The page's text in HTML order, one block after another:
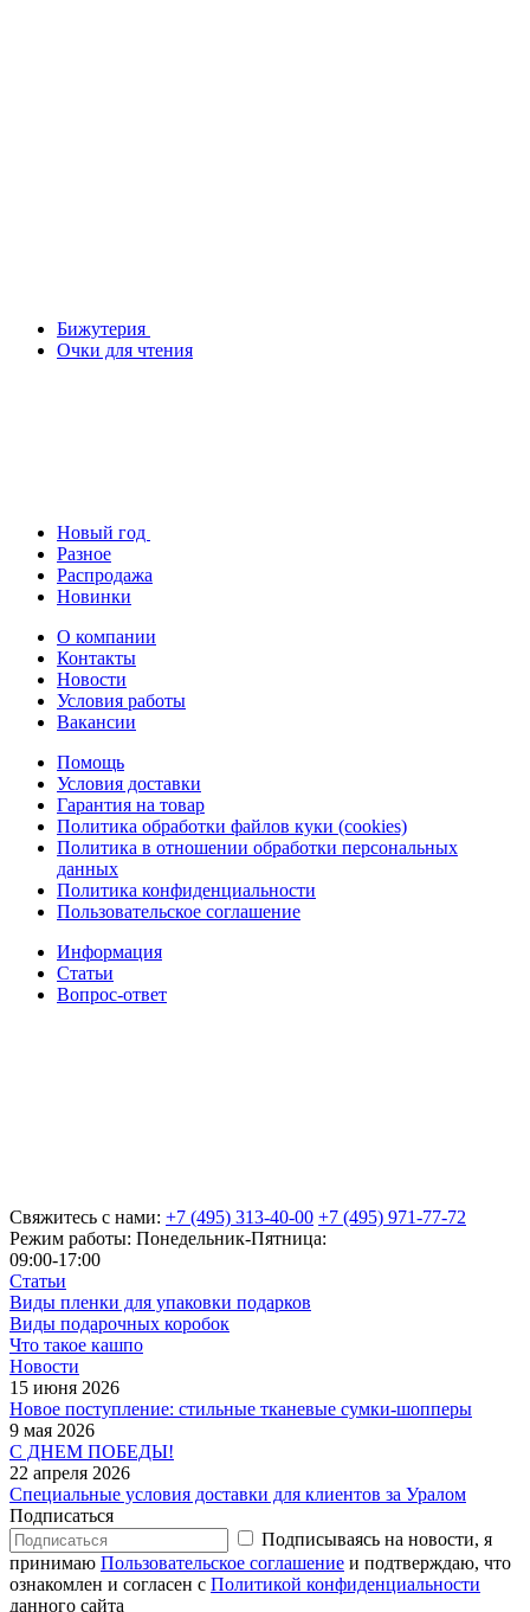
Бижутерия
Очки для чтения
Новый год
Разное
Распродажа
Новинки
О компании
Контакты
Новости
Условия работы
Вакансии
Помощь
Условия доставки
Гарантия на товар
Политика обработки файлов куки (cookies)
Политика в отношении обработки персональных
данных
Политика конфиденциальности
Пользовательское соглашение
Информация
Статьи
Вопрос-ответ
Свяжитесь с нами: +7 (495) 313-40-00 +7 (495) 971-77-72
Режим работы: Понедельник-Пятница:
09:00-17:00
Статьи
Виды пленки для упаковки подарков
Виды подарочных коробок
Что такое кашпо
Новости
15 июня 2026
Новое поступление: стильные тканевые сумки-шопперы
9 мая 2026
С ДНЕМ ПОБЕДЫ!
22 апреля 2026
Специальные условия доставки для клиентов за Уралом
Подписаться
Подписываясь на новости, я
принимаю Пользовательское соглашение и подтверждаю, что
ознакомлен и согласен с Политикой конфиденциальности
данного сайта